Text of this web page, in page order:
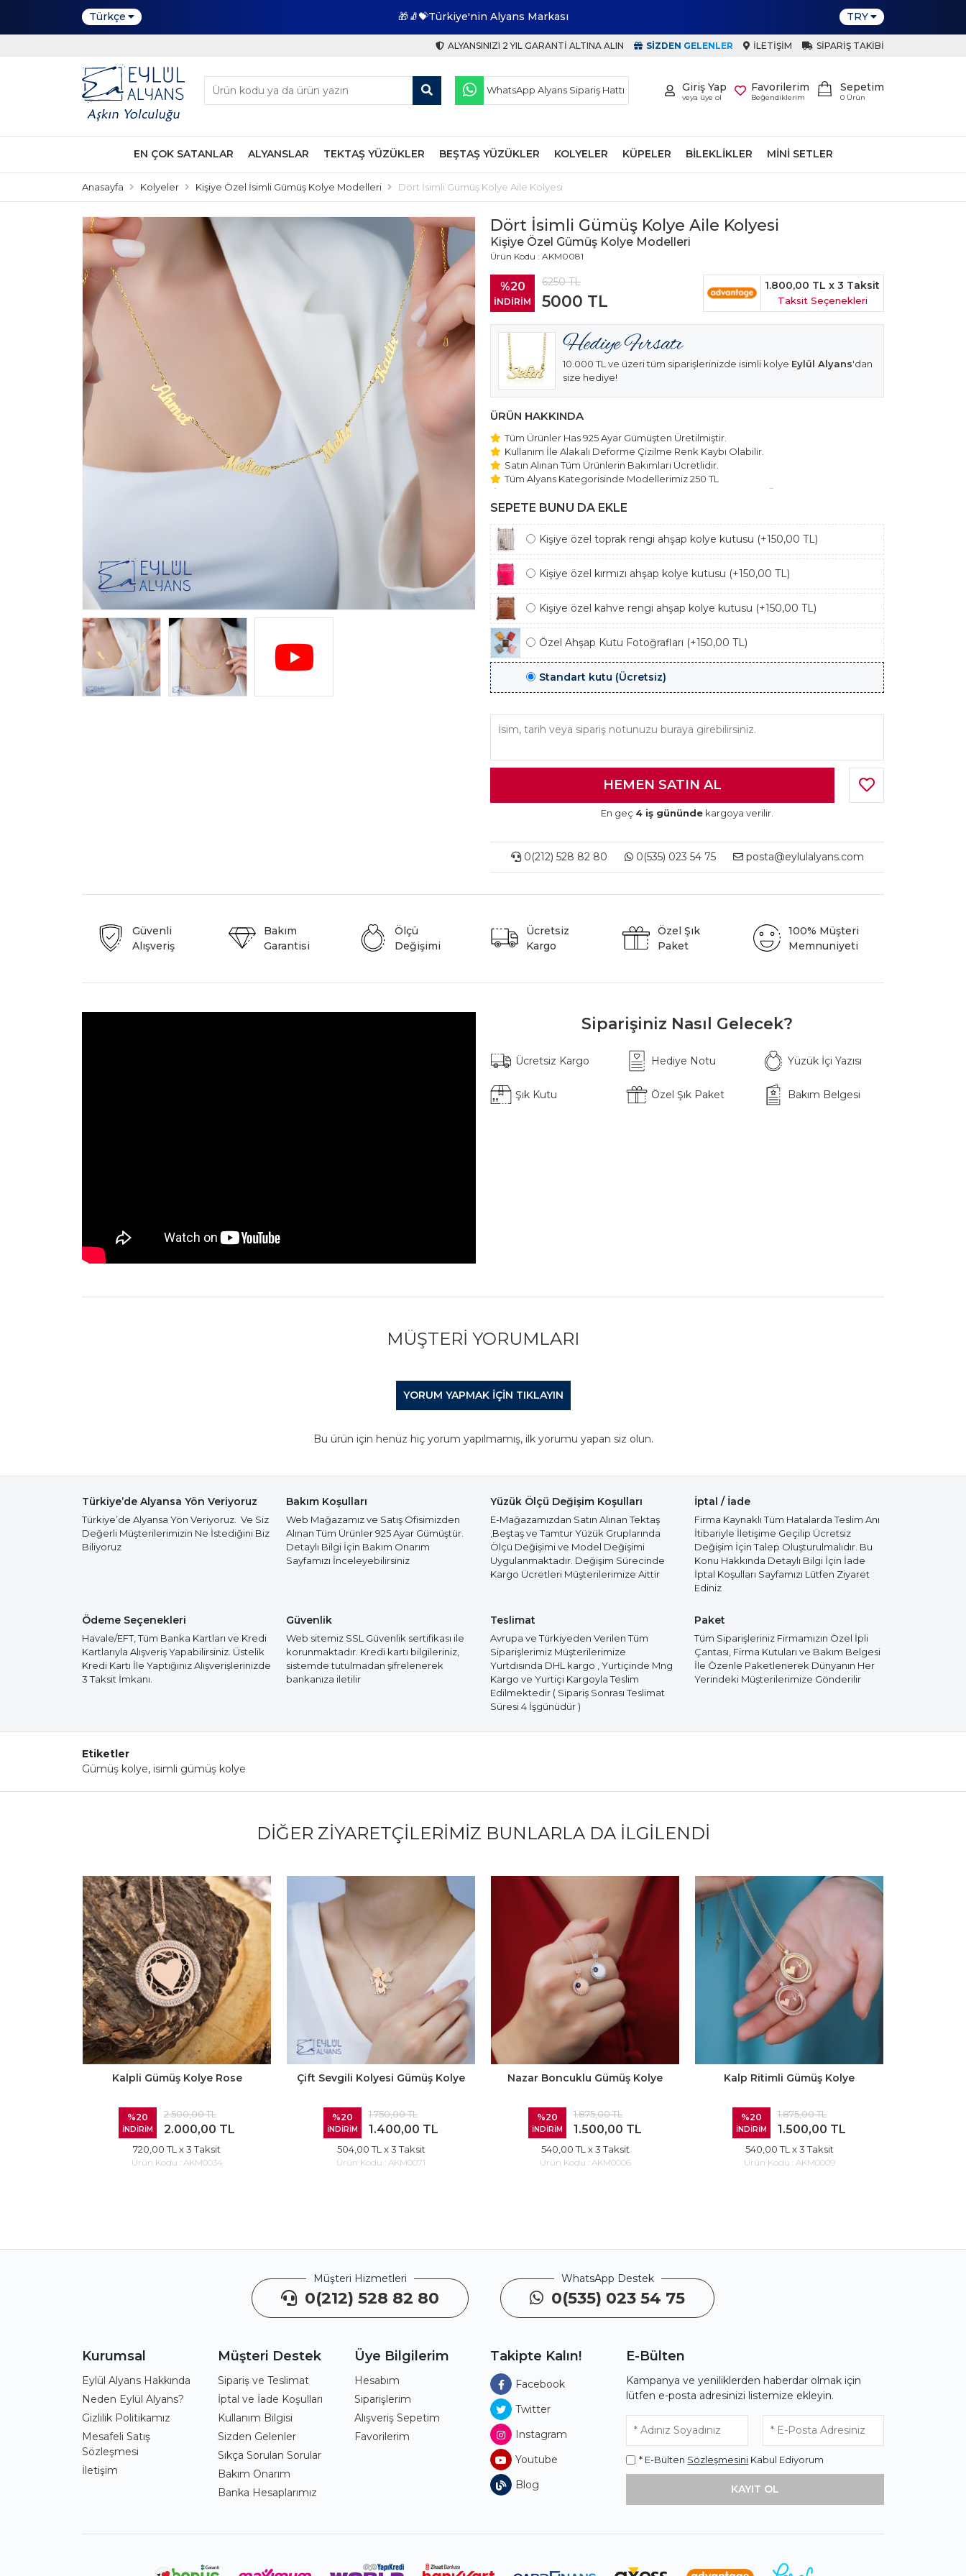
Türkçe 🎁🧦💝Türkiye'nin Alyans Markası TRY
ALYANSINIZI 2 YIL GARANTI ALTINA ALIN SIZDEN GELENLER İLETIŞIM SIPARIŞ TAKIBI
Sepetim
0 Ürün
Favorilerim
Beğendiklerim
Giriş Yap
veya üye ol
WhatsApp Alyans Sipariş Hattı
EN ÇOK SATANLAR ALYANSLAR TEKTAŞ YÜZÜKLER BEŞTAŞ YÜZÜKLER KOLYELER KÜPELER BILEKLIKLER MINI SETLER
Anasayfa Kolyeler Kişiye Özel İsimli Gümüş Kolye Modelleri Dört İsimli Gümüş Kolye Aile Kolyesi
Dört İsimli Gümüş Kolye Aile Kolyesi
Kişiye Özel Gümüş Kolye Modelleri
Ürün Kodu : AKM0081
%20
İNDİRİM
6250TL
5000 TL
1.800,00 TL x 3 Taksit
Taksit Seçenekleri
10.000 TL ve üzeri tüm siparişlerinizde isimli kolye Eylül Alyans'dan
size hediye!
ÜRÜN HAKKINDA
Tüm Ürünler Has 925 Ayar Gümüşten Üretilmiştir.
Kullanım İle Alakalı Deforme Çizilme Renk Kaybı Olabilir.
Satın Alınan Tüm Ürünlerin Bakımları Ücretlidir.
Tüm Alyans Kategorisinde Modellerimiz 250 TL
Beştaş Tektaş Kolye ve Bileklik Modellerimiz 150 TL Sabit Ücret ile Hareket
Edilmektedir.
SEPETE BUNU DA EKLE
Kişiye özel toprak rengi ahşap kolye kutusu (+150,00 TL)
Kişiye özel kırmızı ahşap kolye kutusu (+150,00 TL)
Kişiye özel kahve rengi ahşap kolye kutusu (+150,00 TL)
Özel Ahşap Kutu Fotoğrafları (+150,00 TL)
Standart kutu (Ücretsiz)
En geç 4 iş gününde kargoya verilir.
0(212) 528 82 80 0(535) 023 54 75 posta@eylulalyans.com
Güvenli
Alışveriş
Bakım
Garantisi
Ölçü
Değişimi
Ücretsiz
Kargo
Özel Şık
Paket
100% Müşteri
Memnuniyeti
Siparişiniz Nasıl Gelecek?
Ücretsiz Kargo Hediye Notu Yüzük İçi Yazısı
Şık Kutu Özel Şık Paket Bakım Belgesi
MÜŞTERI YORUMLARI
YORUM YAPMAK IÇIN TIKLAYIN
Bu ürün için henüz hiç yorum yapılmamış, ilk yorumu yapan siz olun.
Türkiye’de Alyansa Yön Veriyoruz
Türkiye’de Alyansa Yön Veriyoruz. Ve Siz
Değerli Müşterilerimizin Ne İstediğini Biz
Biliyoruz
Bakım Koşulları
Web Mağazamız ve Satış Ofisimizden
Alınan Tüm Ürünler 925 Ayar Gümüştür.
Detaylı Bilgi İçin Bakım Onarım
Sayfamızı İnceleyebilirsiniz
Yüzük Ölçü Değişim Koşulları
E-Mağazamızdan Satın Alınan Tektaş
,Beştaş ve Tamtur Yüzük Gruplarında
Ölçü Değişimi ve Model Değişimi
Uygulanmaktadır. Değişim Sürecinde
Kargo Ücretleri Müşterilerimize Aittir
İptal / İade
Firma Kaynaklı Tüm Hatalarda Teslim Anı
İtibariyle İletişime Geçilip Ücretsiz
Değişim İçin Talep Oluşturulmalıdır. Bu
Konu Hakkında Detaylı Bilgi İçin İade
İptal Koşulları Sayfamızı Lütfen Ziyaret
Ediniz
Ödeme Seçenekleri
Havale/EFT, Tüm Banka Kartları ve Kredi
Kartlarıyla Alışveriş Yapabilirsiniz. Üstelik
Kredi Kartı İle Yaptığınız Alışverişlerinizde
3 Taksit İmkanı.
Güvenlik
Web sitemiz SSL Güvenlik sertifikası ile
korunmaktadır. Kredi kartı bilgileriniz,
sistemde tutulmadan şifrelenerek
bankanıza iletilir
Teslimat
Avrupa ve Türkiyeden Verilen Tüm
Siparişlerimiz Müşterilerimize
Yurtdısında DHL kargo , Yurtiçinde Mng
Kargo ve Yurtiçi Kargoyla Teslim
Edilmektedir ( Sipariş Sonrası Teslimat
Süresi 4 İşgünüdür )
Paket
Tüm Siparişleriniz Firmamızın Özel İpli
Çantası, Firma Kutuları ve Bakım Belgesi
İle Özenle Paketlenerek Dünyanın Her
Yerindeki Müşterilerimize Gönderilir
Etiketler
Gümüş kolye, isimli gümüş kolye
DIĞER ZIYARETÇILERIMIZ BUNLARLA DA İLGILENDI
Kalpli Gümüş Kolye Rose
%20
İNDİRİM
2.500,00 TL
2.000,00 TL
720,00 TL x 3 Taksit
Ürün Kodu : AKM0034
Çift Sevgili Kolyesi Gümüş Kolye
%20
İNDİRİM
1.750,00 TL
1.400,00 TL
504,00 TL x 3 Taksit
Ürün Kodu : AKM0071
Nazar Boncuklu Gümüş Kolye
%20
İNDİRİM
1.875,00 TL
1.500,00 TL
540,00 TL x 3 Taksit
Ürün Kodu : AKM0006
Kalp Ritimli Gümüş Kolye
%20
İNDİRİM
1.875,00 TL
1.500,00 TL
540,00 TL x 3 Taksit
Ürün Kodu : AKM0009
Müşteri Hizmetleri
0(212) 528 82 80
WhatsApp Destek
0(535) 023 54 75
Kurumsal
Eylül Alyans Hakkında
Neden Eylül Alyans?
Gizlilik Politikamız
Mesafeli Satış
Sözleşmesi
İletişim
Müşteri Destek
Sipariş ve Teslimat
İptal ve İade Koşulları
Kullanım Bilgisi
Sizden Gelenler
Sıkça Sorulan Sorular
Bakım Onarım
Banka Hesaplarımız
Üye Bilgilerim
Hesabım
Siparişlerim
Alışveriş Sepetim
Favorilerim
Takipte Kalın!
Facebook
Twitter
Instagram
Youtube
Blog
E-Bülten
Kampanya ve yeniliklerden haberdar olmak için
lütfen e-posta adresinizi listemize ekleyin.
* E-Bülten Sözleşmesini Kabul Ediyorum